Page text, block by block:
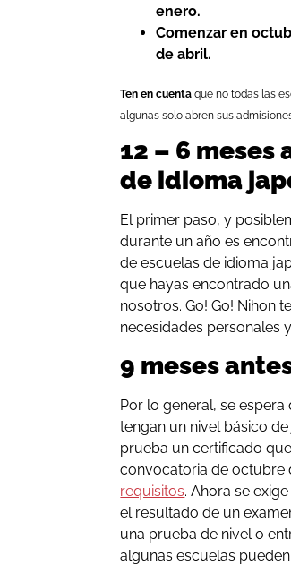
enero.
Comenzar en
de abril.
Ten en cuentaque no todas las
algunas solo abren sus
12 – 6
de idioma
El primer paso, y
durante un año es
de escuelas de idioma
que hayas encontrado
nosotros. Go! Go! Nihon
necesidades personales
9 meses
Por lo general, se
tengan un nivel básico
prueba un certificado
convocatoria de octubre
requisitos. Ahora se
el resultado de un
una prueba de nivel o
algunas escuelas